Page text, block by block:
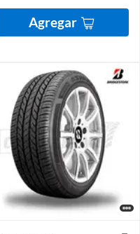
Agregar